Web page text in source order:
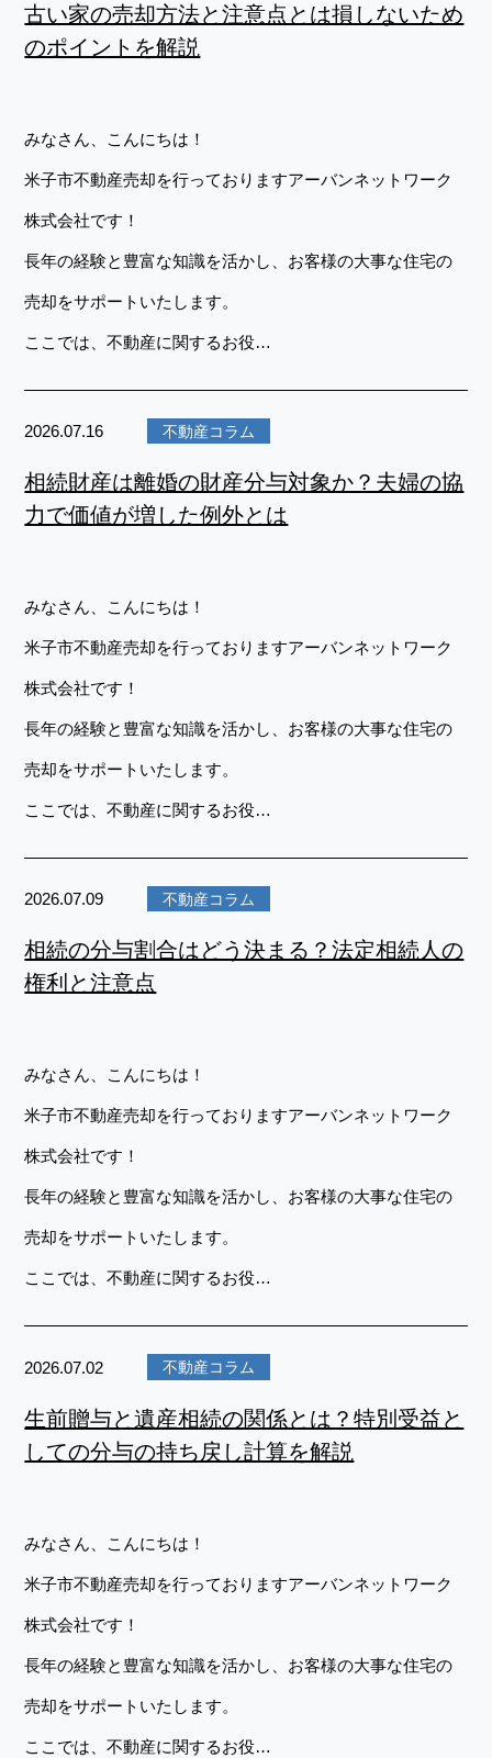
古い家の売却方法と注意点とは損しないため
のポイントを解説
みなさん、こんにちは！
米子市不動産売却を行っておりますアーバンネットワーク
株式会社です！
長年の経験と豊富な知識を活かし、お客様の大事な住宅の
売却をサポートいたします。
ここでは、不動産に関するお役…
相続財産は離婚の財産分与対象か？夫婦の協
力で価値が増した例外とは
2026.07.16 不動産コラム
みなさん、こんにちは！
米子市不動産売却を行っておりますアーバンネットワーク
株式会社です！
長年の経験と豊富な知識を活かし、お客様の大事な住宅の
売却をサポートいたします。
ここでは、不動産に関するお役…
相続の分与割合はどう決まる？法定相続人の
権利と注意点
2026.07.09 不動産コラム
みなさん、こんにちは！
米子市不動産売却を行っておりますアーバンネットワーク
株式会社です！
長年の経験と豊富な知識を活かし、お客様の大事な住宅の
売却をサポートいたします。
ここでは、不動産に関するお役…
生前贈与と遺産相続の関係とは？特別受益と
しての分与の持ち戻し計算を解説
2026.07.02 不動産コラム
みなさん、こんにちは！
米子市不動産売却を行っておりますアーバンネットワーク
株式会社です！
長年の経験と豊富な知識を活かし、お客様の大事な住宅の
売却をサポートいたします。
ここでは、不動産に関するお役…